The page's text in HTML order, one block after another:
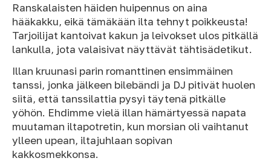
Ranskalaisten häiden huipennus on aina
hääkakku, eikä tämäkään ilta tehnyt poikkeusta!
Tarjoilijat kantoivat kakun ja leivokset ulos pitkällä
lankulla, jota valaisivat näyttävät tähtisädetikut.
Illan kruunasi parin romanttinen ensimmäinen
tanssi, jonka jälkeen bilebändi ja DJ pitivät huolen
siitä, että tanssilattia pysyi täytenä pitkälle
yöhön. Ehdimme vielä illan hämärtyessä napata
muutaman iltapotretin, kun morsian oli vaihtanut
ylleen upean, iltajuhlaan sopivan
kakkosmekkonsa.